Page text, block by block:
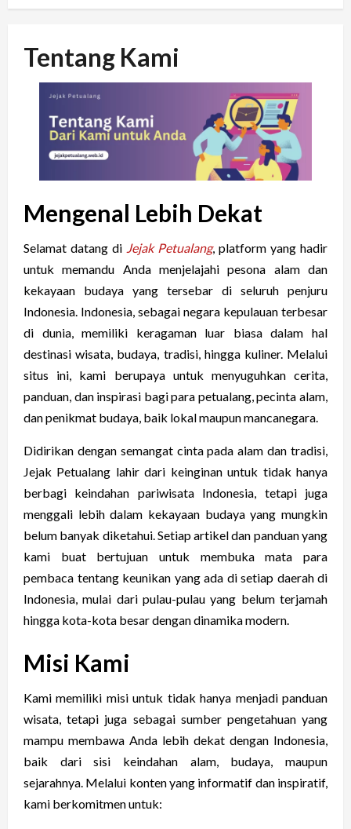
Tentang Kami
Mengenal Lebih Dekat
Selamat datang di Jejak Petualang, platform yang hadir
untuk memandu Anda menjelajahi pesona alam dan
kekayaan budaya yang tersebar di seluruh penjuru
Indonesia. Indonesia, sebagai negara kepulauan terbesar
di dunia, memiliki keragaman luar biasa dalam hal
destinasi wisata, budaya, tradisi, hingga kuliner. Melalui
situs ini, kami berupaya untuk menyuguhkan cerita,
panduan, dan inspirasi bagi para petualang, pecinta alam,
dan penikmat budaya, baik lokal maupun mancanegara.
Didirikan dengan semangat cinta pada alam dan tradisi,
Jejak Petualang lahir dari keinginan untuk tidak hanya
berbagi keindahan pariwisata Indonesia, tetapi juga
menggali lebih dalam kekayaan budaya yang mungkin
belum banyak diketahui. Setiap artikel dan panduan yang
kami buat bertujuan untuk membuka mata para
pembaca tentang keunikan yang ada di setiap daerah di
Indonesia, mulai dari pulau-pulau yang belum terjamah
hingga kota-kota besar dengan dinamika modern.
Misi Kami
Kami memiliki misi untuk tidak hanya menjadi panduan
wisata, tetapi juga sebagai sumber pengetahuan yang
mampu membawa Anda lebih dekat dengan Indonesia,
baik dari sisi keindahan alam, budaya, maupun
sejarahnya. Melalui konten yang informatif dan inspiratif,
kami berkomitmen untuk: